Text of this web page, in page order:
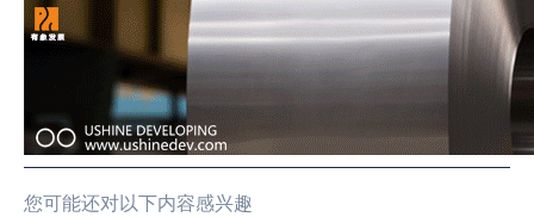
您可能还对以下内容感兴趣